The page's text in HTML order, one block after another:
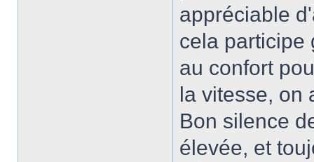
appréciable
cela participe
au confort
la vitesse, on
Bon silence
élevée, et